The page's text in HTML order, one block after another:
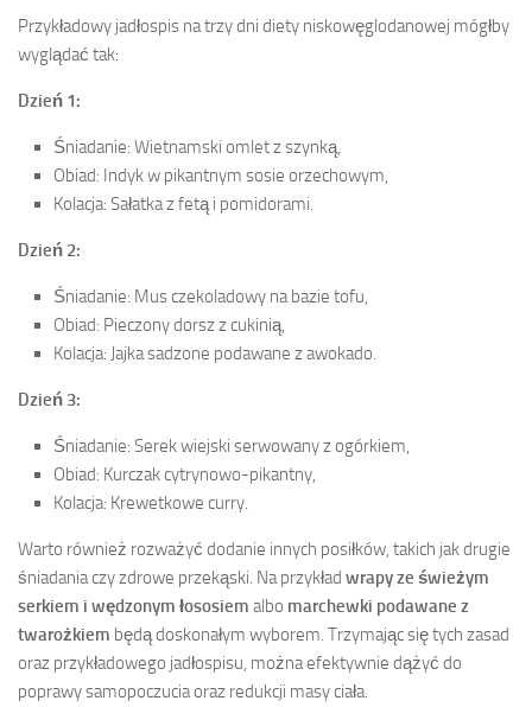
Przykładowy jadłospis na trzy dni diety niskowęglodanowej mógłby
wyglądać tak:
Dzień 1:
Śniadanie: Wietnamski omlet z szynką,
Obiad: Indyk w pikantnym sosie orzechowym,
Kolacja: Sałatka z fetą i pomidorami.
Dzień 2:
Śniadanie: Mus czekoladowy na bazie tofu,
Obiad: Pieczony dorsz z cukinią,
Kolacja: Jajka sadzone podawane z awokado.
Dzień 3:
Śniadanie: Serek wiejski serwowany z ogórkiem,
Obiad: Kurczak cytrynowo-pikantny,
Kolacja: Krewetkowe curry.
Warto również rozważyć dodanie innych posiłków, takich jak drugie
śniadania czy zdrowe przekąski. Na przykład wrapy ze świeżym
serkiem i wędzonym łososiem albo marchewki podawane z
twarożkiem będą doskonałym wyborem. Trzymając się tych zasad
oraz przykładowego jadłospisu, można efektywnie dążyć do
poprawy samopoczucia oraz redukcji masy ciała.